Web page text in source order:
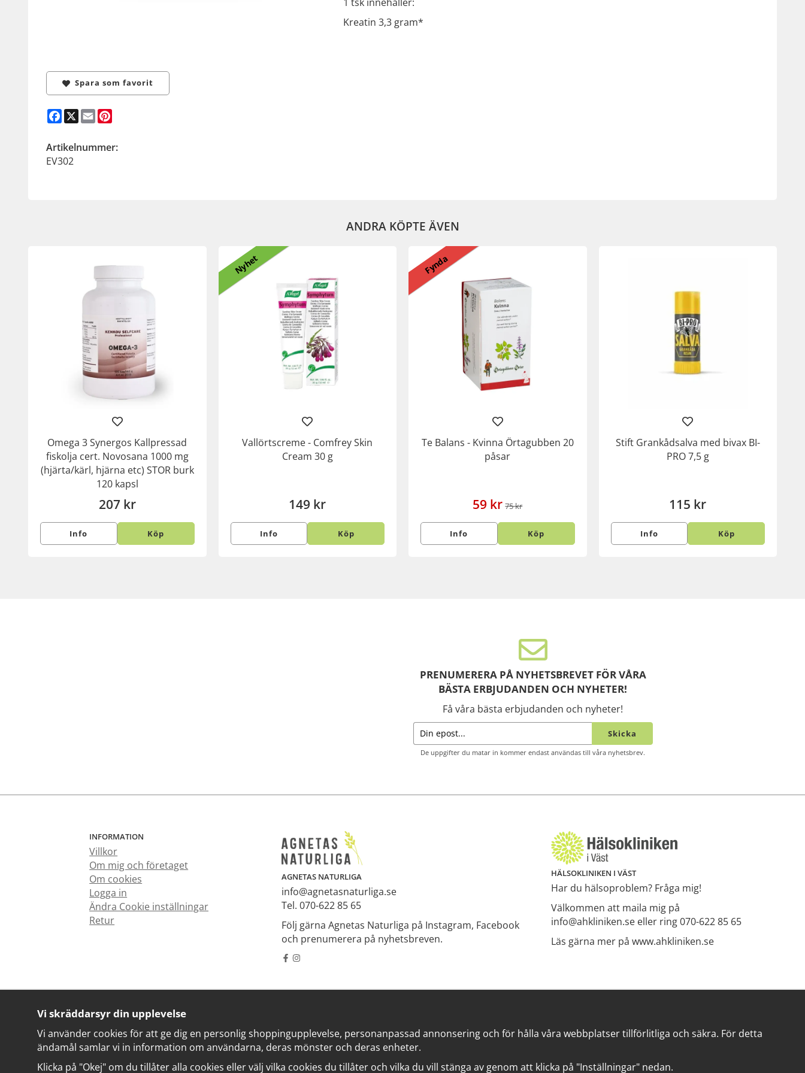
Kreatin 3,3 gram*
Spara som favorit
Facebook
X Email
Artikelnummer:
EV302
ANDRA KÖPTE ÄVEN
Omega 3 Synergos Kallpressad
fiskolja cert. Novosana 1000 mg
(hjärta/kärl, hjärna etc) STOR burk
120 kapsl
207 kr
Info Köp
Nyhet
Vallörtscreme - Comfrey Skin
Cream 30 g
149 kr
Info Köp
Fynda
Te Balans - Kvinna Örtagubben 20
påsar
59 kr 75 kr
Info Köp
Stift Grankådsalva med bivax BI-
PRO 7,5 g
115 kr
Info Köp
PRENUMERERA PÅ NYHETSBREVET FÖR VÅRA
BÄSTA ERBJUDANDEN OCH NYHETER!
Få våra bästa erbjudanden och nyheter!
Skicka
De uppgifter du matar in kommer endast användas till våra nyhetsbrev.
INFORMATION
Villkor
Om mig och företaget
Om cookies
Logga in
Ändra Cookie inställningar
Retur
AGNETAS NATURLIGA
info@agnetasnaturliga.se
Tel. 070-622 85 65
Följ gärna Agnetas Naturliga på Instagram, Facebook
och prenumerera på nyhetsbreven.
HÄLSOKLINIKEN I VÄST
Har du hälsoproblem? Fråga mig!
Välkommen att maila mig på
info@ahkliniken.se eller ring 070-622 85 65
Läs gärna mer på www.ahkliniken.se
Vi skräddarsyr din upplevelse
Vi använder cookies för att ge dig en personlig shoppingupplevelse, personanpassad annonsering och för hålla våra webbplatser tillförlitliga och säkra. För detta
ändamål samlar vi in information om användarna, deras mönster och deras enheter.
Klicka på "Okej" om du tillåter alla cookies eller välj vilka cookies du tillåter och vilka du vill stänga av genom att klicka på "Inställningar" nedan.